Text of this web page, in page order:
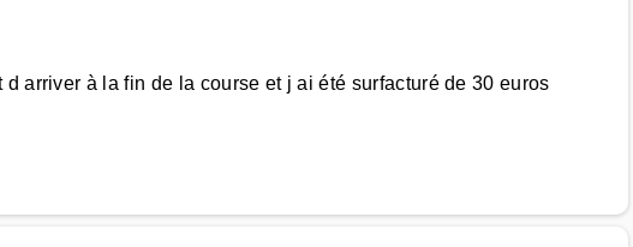
arriver à la fin de la course et j ai été surfacturé de 30 euros